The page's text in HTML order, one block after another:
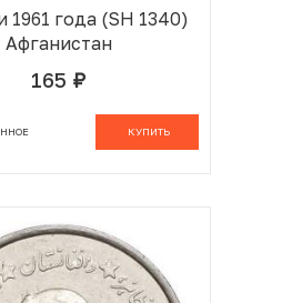
1961 года (SH 1340)
Афганистан
165 руб.
КУПИТЬ